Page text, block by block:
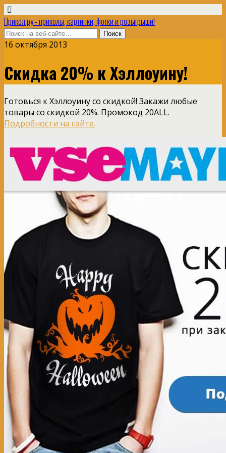
Прикол.ру - приколы, картинки, фотки и розыгрыши!
16 октября 2013
Скидка 20% к Хэллоуину!
Готовься к Хэллоуину со скидкой! Закажи любые
товары со скидкой 20%. Промокод 20ALL.
Подробности на сайте.